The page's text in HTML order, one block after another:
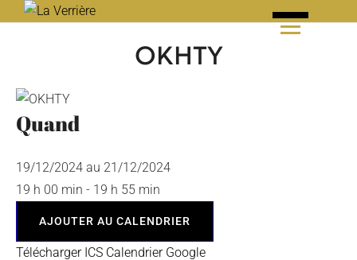
OKHTY
Quand
19/12/2024 au 21/12/2024
19 h 00 min - 19 h 55 min
AJOUTER AU CALENDRIER
Télécharger ICS Calendrier Google